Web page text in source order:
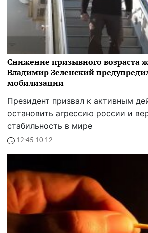
Снижение призывного возраста
Владимир Зеленский
мобилизации
Президент призвал к активным
остановить агрессию россии и
стабильность в мире
12:45 10.12